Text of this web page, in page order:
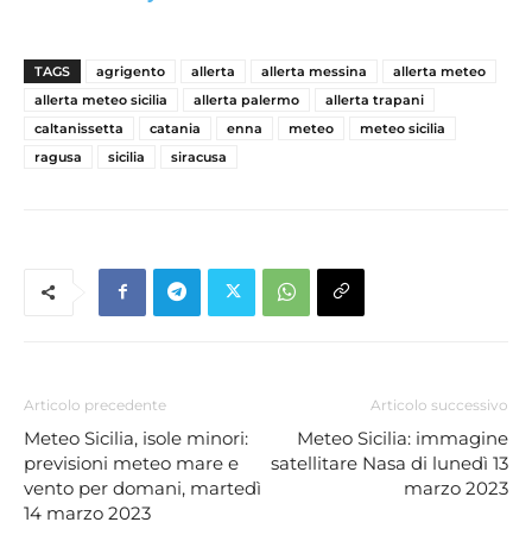
TAGS agrigento allerta allerta messina
allerta meteo
allerta meteo sicilia
allerta palermo
allerta trapani
caltanissetta
catania enna meteo
meteo sicilia
ragusa
sicilia siracusa
Articolo precedente
Meteo Sicilia, isole minori:
previsioni meteo mare e
vento per domani, martedì
14 marzo 2023
Articolo successivo
Meteo Sicilia: immagine
satellitare Nasa di lunedì 13
marzo 2023